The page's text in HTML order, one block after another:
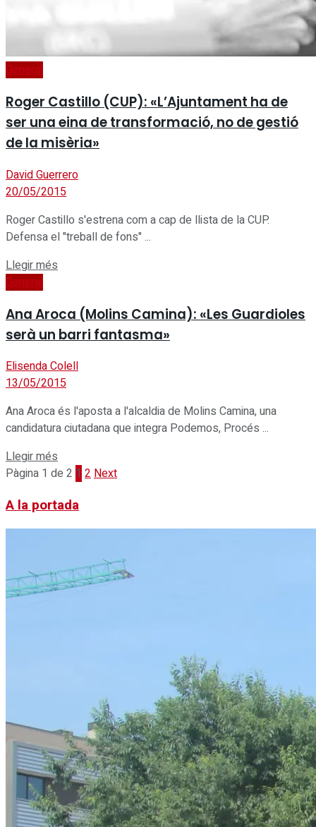
General
Roger Castillo (CUP): «L’Ajuntament ha de
ser una eina de transformació, no de gestió
de la misèria»
David Guerrero
20/05/2015
Roger Castillo s'estrena com a cap de llista de la CUP.
Defensa el "treball de fons" ...
Llegir més
General
Ana Aroca (Molins Camina): «Les Guardioles
serà un barri fantasma»
Elisenda Colell
13/05/2015
Ana Aroca és l'aposta a l'alcaldia de Molins Camina, una
candidatura ciutadana que integra Podemos, Procés ...
Llegir més
Pàgina 1 de 2 1 2Next
A la portada